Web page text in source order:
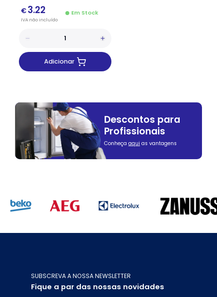
€ 3.22
IVA nãoincluído
Em Stock
Adicionar
Descontos para
Profissionais
Conheça aqui as vantagens
SUBSCREVA A NOSSA NEWSLETTER
Fique a par das nossas novidades